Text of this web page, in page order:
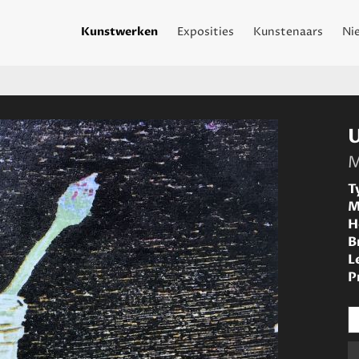
Kunstwerken Exposities Kunstenaars